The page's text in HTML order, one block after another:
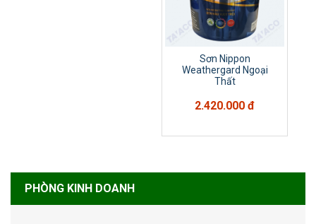
Sơn Nippon
Weathergard Ngoại
Thất
2.420.000 đ
PHÒNG KINH DOANH